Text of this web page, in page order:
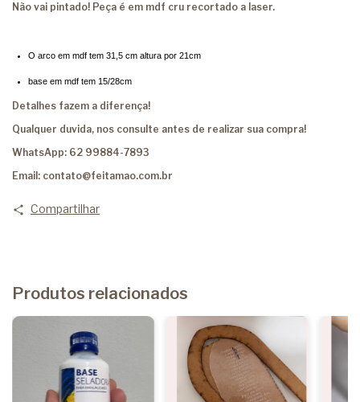
Não vai pintado! Peça é em mdf cru recortado a laser.
O arco em mdf tem 31,5 cm altura por 21cm
base em mdf tem 15/28cm
Detalhes fazem a diferença!
Qualquer duvida, nos consulte antes de realizar sua compra!
WhatsApp: 62 99884-7893
Email: contato@feitamao.com.br
Compartilhar
Produtos relacionados